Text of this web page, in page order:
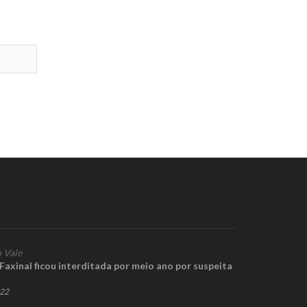
Vale
ficou interditada por meio ano por suspeita